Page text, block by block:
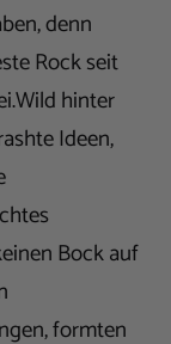
denn
Rock seit
hinter
Ideen,
Bock auf
formten